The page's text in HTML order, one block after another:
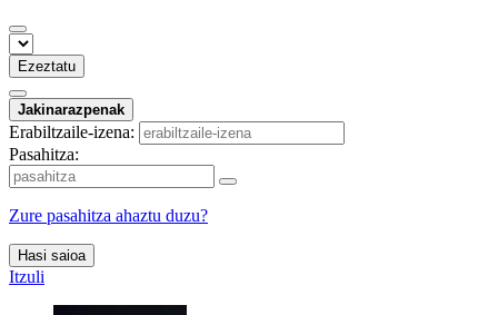
Ezeztatu
Jakinarazpenak
Erabiltzaile-izena:
Pasahitza:
Zure pasahitza ahaztu duzu?
Hasi saioa
Itzuli